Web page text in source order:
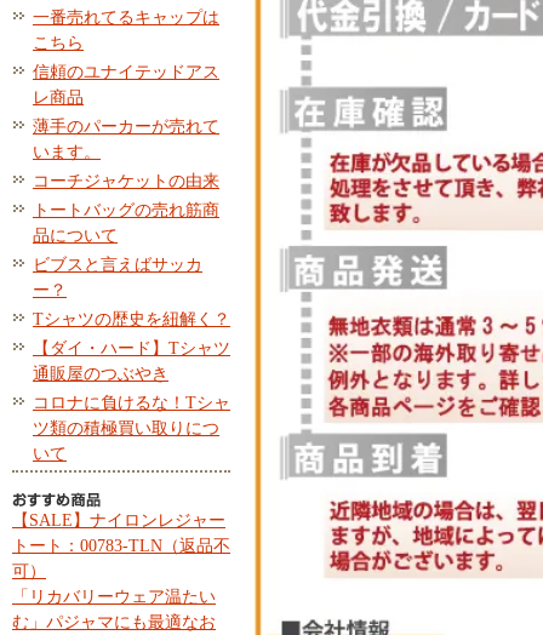
一番売れてるキャップは
こちら
信頼のユナイテッドアス
レ商品
薄手のパーカーが売れて
います。
コーチジャケットの由来
トートバッグの売れ筋商
品について
ビブスと言えばサッカ
ー？
Tシャツの歴史を紐解く？
【ダイ・ハード】Tシャツ
通販屋のつぶやき
コロナに負けるな！Tシャ
ツ類の積極買い取りにつ
いて
【SALE】ナイロンレジャー
トート：00783-TLN（返品不
可）
「リカバリーウェア温たい
む」パジャマにも最適なお